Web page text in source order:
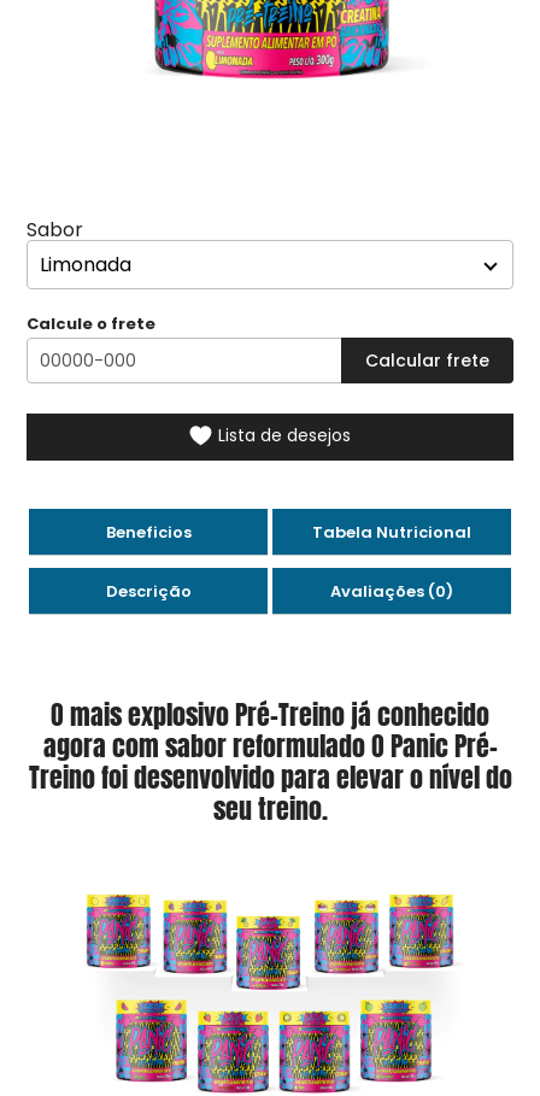
Sabor
Calcule o frete
Lista de desejos
Beneficios Tabela Nutricional
Descrição Avaliações (0)
O mais explosivo Pré-Treino já conhecido
agora com sabor reformulado O Panic Pré-
Treino foi desenvolvido para elevar o nível do
seu treino.